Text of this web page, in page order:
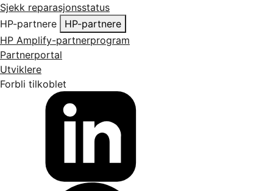
Sjekk reparasjonsstatus
HP-partnere
HP-partnere
HP Amplify-partnerprogram
Partnerportal
Utviklere
Forbli tilkoblet